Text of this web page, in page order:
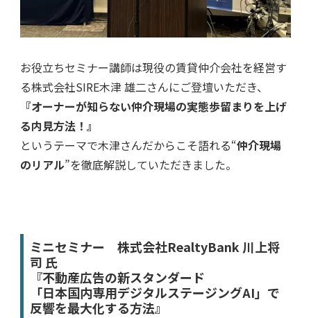
お役立ちセミナー講師は現役の賃貸仲介会社を経営す
る株式会社SIRE木津 雄二さんにご登壇いただき、
『オーナーが知らない仲介現場の実態歩留まりを上げ
る内見方法！』
というテーマで木津さんだからこそ語れる“仲介現場
のリアル”を徹底解説していただきました。
ミニセミナー 株式会社RealtyBank 川上将
司 氏
『不動産広告の新スタンダード
「日本国内専用デジタルステージングAI」で
反響を最大化する方法』